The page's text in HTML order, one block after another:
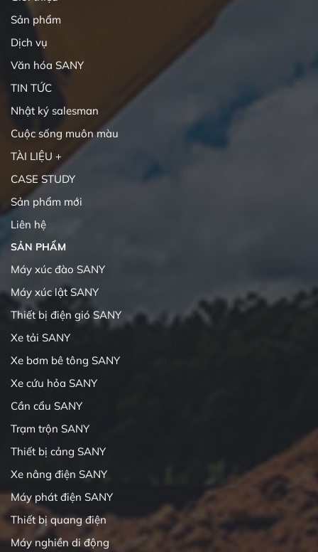
Sản phẩm
Dịch vụ
Văn hóa SANY
TIN TỨC
Nhật ký salesman
Cuộc sống muôn màu
TÀI LIỆU +
CASE STUDY
Sản phẩm mới
Liên hệ
SẢN PHẨM
Máy xúc đào SANY
Máy xúc lật SANY
Thiết bị điện gió SANY
Xe tải SANY
Xe bơm bê tông SANY
Xe cứu hỏa SANY
Cần cẩu SANY
Trạm trộn SANY
Thiết bị cảng SANY
Xe nâng điện SANY
Máy phát điện SANY
Thiết bị quang điện
Máy nghiền di động